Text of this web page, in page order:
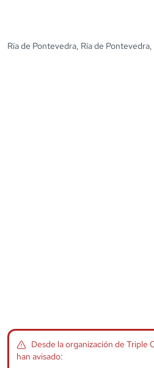
Ría de Pontevedra, Ría de Pontevedra,
Desde la organización deTriple
han avisado: